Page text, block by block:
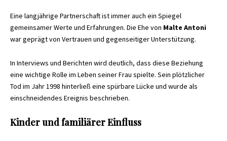
Eine langjährige Partnerschaft ist immer auch ein Spiegel
gemeinsamer Werte und Erfahrungen. Die Ehe von Malte Antoni
war geprägt von Vertrauen und gegenseitiger Unterstützung.
In Interviews und Berichten wird deutlich, dass diese Beziehung
eine wichtige Rolle im Leben seiner Frau spielte. Sein plötzlicher
Tod im Jahr 1998 hinterließ eine spürbare Lücke und wurde als
einschneidendes Ereignis beschrieben.
Kinder und familiärer Einfluss